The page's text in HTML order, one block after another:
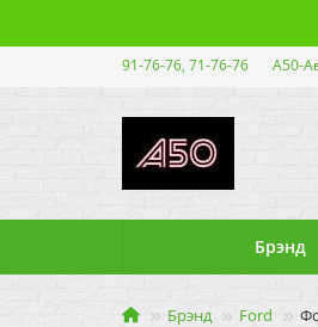
91-76-76, 71-76-76 А50-
Брэнд
Брэнд Ford